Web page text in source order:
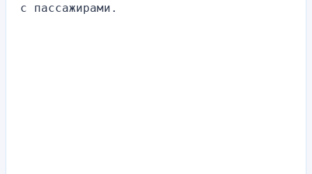
с пассажирами.